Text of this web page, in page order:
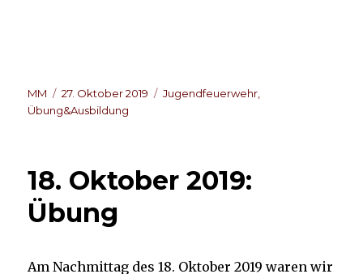
Autor
MM
Veröffentlicht
am
27. Oktober 2019 Kategorien
Jugendfeuerwehr
Übung&Ausbildung
18. Oktober 2019:
Übung
Am Nachmittag des 18. Oktober 2019 waren wir